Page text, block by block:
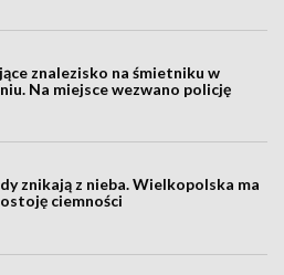
znalezisko na śmietniku w
Na miejsce wezwano policję
znikają z nieba. Wielkopolska ma
ciemności